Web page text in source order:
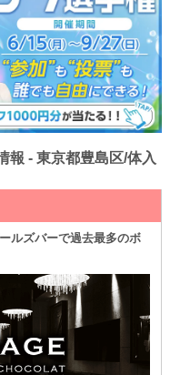
- 東京都豊島区/体入
ルズバーで過去最多のボ